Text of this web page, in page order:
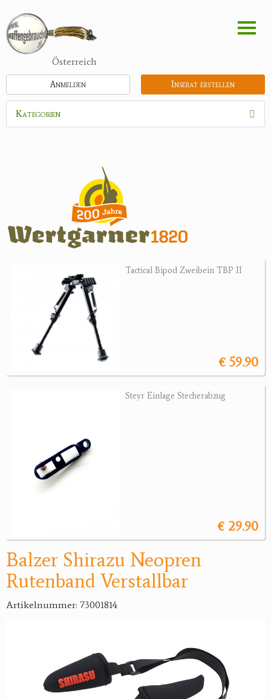
zum
Inhalt
Österreich
Inserat erstellen
Anmelden
Kategorien
Zubehör
Jagdreviere
Bücher, Videos
Antikes
Geschenke
Tactical Bipod Zweibein TBP II
€ 59.90
Steyr Einlage Stecherabzug
€ 29.90
Balzer Shirazu Neopren
Rutenband Verstallbar
Artikelnummer: 73001814